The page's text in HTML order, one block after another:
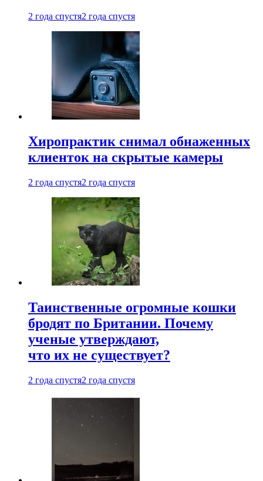
2 года спустя2 года спустя
Хиропрактик снимал обнаженных
клиенток на скрытые камеры
2 года спустя2 года спустя
Таинственные огромные кошки
бродят по Британии. Почему
ученые утверждают,
что их не существует?
2 года спустя2 года спустя